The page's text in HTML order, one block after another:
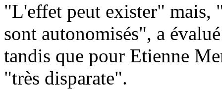
"L'effet peut exister" mais,
sont autonomisés", a
tandis que pour Etienne
"très disparate".